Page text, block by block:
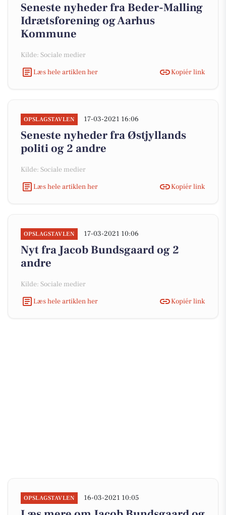
Seneste nyheder fra Beder-Malling
Idrætsforening og Aarhus
Kommune
Kilde: Sociale medier
Læs hele artiklen her
Kopiér link
OPSLAGSTAVLEN 17-03-2021 16:06
Seneste nyheder fra Østjyllands
politi og 2 andre
Kilde: Sociale medier
Læs hele artiklen her
Kopiér link
OPSLAGSTAVLEN 17-03-2021 10:06
Nyt fra Jacob Bundsgaard og 2
andre
Kilde: Sociale medier
Læs hele artiklen her
Kopiér link
OPSLAGSTAVLEN 16-03-2021 10:05